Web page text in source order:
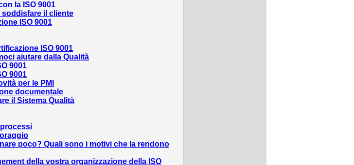
la ISO 9001
soddisfare il cliente
ISO 9001
ISO 9001
aiutare dalla Qualità
9001
9001
per le PMI
documentale
il Sistema Qualità
processi
poco? Quali sono i motivi che la rendono
della vostra organizzazione della ISO